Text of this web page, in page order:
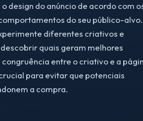
design do anúncio de acordo com
do seu público-alvo.
diferentes criativos e
quais geram melhores
congruência entre o criativo e a
para evitar que potenciais
a compra.